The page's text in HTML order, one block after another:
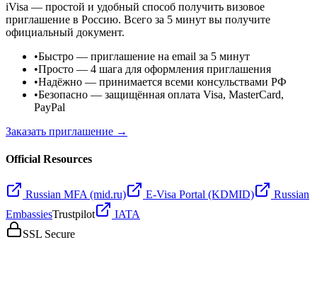
iVisa — простой и удобный способ получить визовое
приглашение в Россию. Всего за 5 минут вы получите
официальный документ.
•Быстро — приглашение на email за 5 минут
•Просто — 4 шага для оформления приглашения
•Надёжно — принимается всеми консульствами РФ
•Безопасно — защищённая оплата Visa, MasterCard,
PayPal
Заказать приглашение →
Official Resources
Russian MFA (mid.ru) E-Visa Portal (KDMID)
Russian
EmbassiesTrustpilot
IATA
SSL Secure